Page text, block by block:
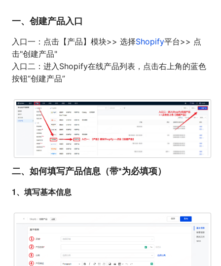
一、创建产品入口
入口一：点击【产品】模块>> 选择Shopify平台>> 点
击"创建产品"
入口二：进入Shopify在线产品列表，点击右上角的蓝色
按钮“创建产品”
二、如何填写产品信息（带*为必填项）
1、填写基本信息